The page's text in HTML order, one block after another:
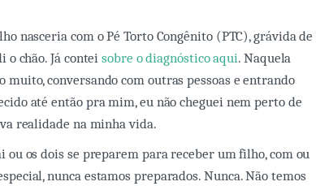
nasceria com o Pé Torto Congênito (PTC), grávida de
o chão. Já conteisobre o diagnóstico aqui. Naquela
muito, conversando com outras pessoas e entrando
até então pra mim, eu não cheguei nem perto de
realidade na minha vida.
ou os dois se preparem para receber um filho, com ou
nunca estamos preparados. Nunca. Não temos